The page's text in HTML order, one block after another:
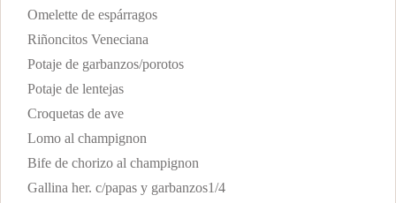
Omelette de espárragos
Riñoncitos Veneciana
Potaje de garbanzos/porotos
Potaje de lentejas
Croquetas de ave
Lomo al champignon
Bife de chorizo al champignon
Gallina her. c/papas y garbanzos1/4